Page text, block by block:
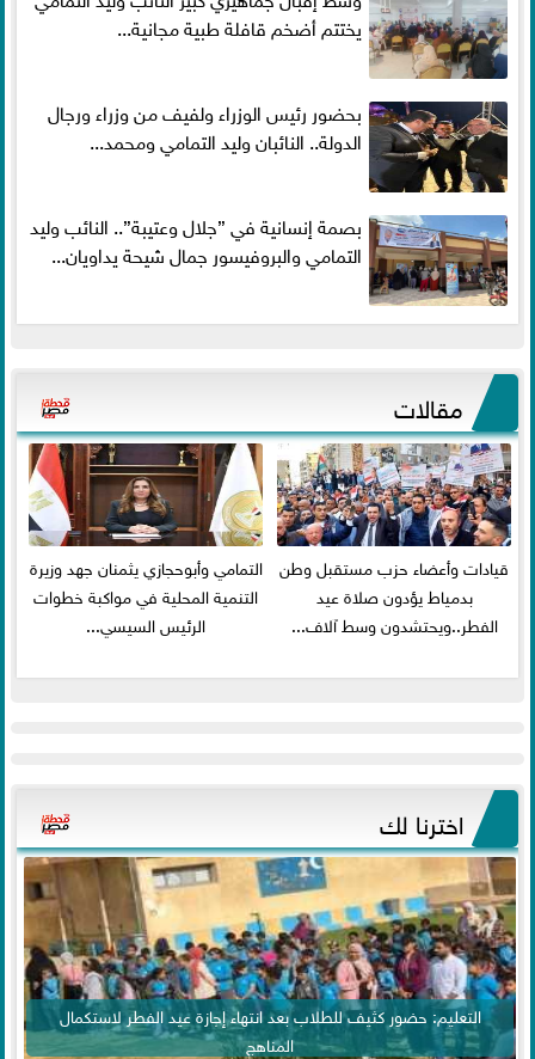
يختتم أضخم قافلة طبية مجانية...
بحضور رئيس الوزراء ولفيف من وزراء ورجال
الدولة.. النائبان وليد التمامي ومحمد...
بصمة إنسانية في ”جلال وعتيبة”.. النائب وليد
التمامي والبروفيسور جمال شيحة يداويان...
مقالات
قيادات وأعضاء حزب مستقبل وطن
بدمياط يؤدون صلاة عيد
الفطر..ويحتشدون وسط آلاف...
التمامي وأبوحجازي يثمنان جهد وزيرة
التنمية المحلية في مواكبة خطوات
الرئيس السيسي...
اخترنا لك
التعليم: حضور كثيف للطلاب بعد انتهاء إجازة عيد الفطر لاستكمال
المناهج